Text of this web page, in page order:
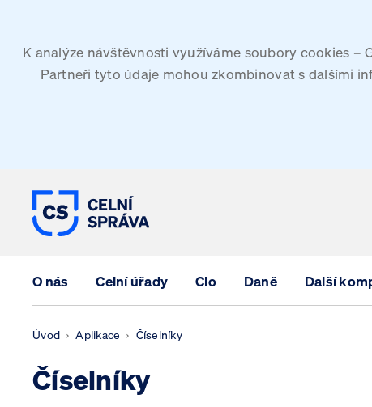
K analýze návštěvnosti využíváme soubory cookies
Partneři tyto údaje mohou zkombinovat s dalšími
O nás Celní úřady Clo Daně Další
Úvod Aplikace Číselníky
Číselníky